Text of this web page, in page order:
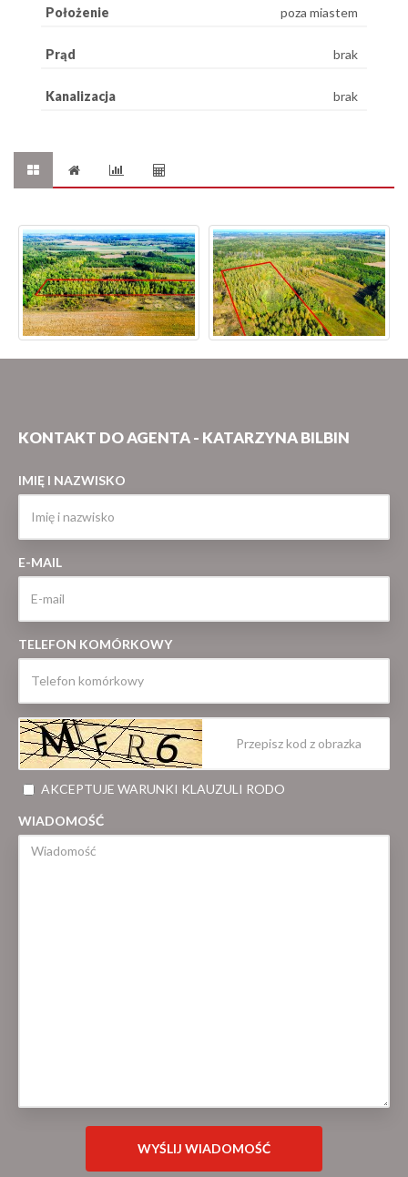
Położenie poza miastem
Prąd brak
Kanalizacja brak
KONTAKT DO AGENTA - KATARZYNA BILBIN
IMIĘ I NAZWISKO
E-MAIL
TELEFON KOMÓRKOWY
AKCEPTUJE WARUNKI KLAUZULI RODO
WIADOMOŚĆ